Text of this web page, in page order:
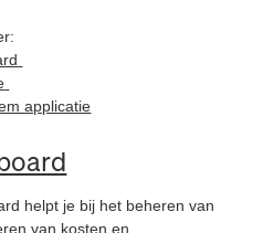
applicatie
helpt je bij het beheren van
van kosten en